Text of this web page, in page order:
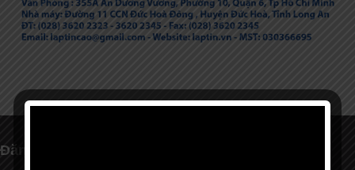
Đăng ký nhận thông tin mới nhất từ